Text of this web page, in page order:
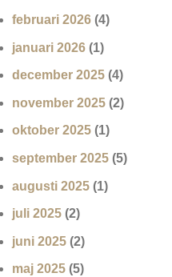
februari 2026 (4)
januari 2026 (1)
december 2025 (4)
november 2025 (2)
oktober 2025 (1)
september 2025 (5)
augusti 2025 (1)
juli 2025 (2)
juni 2025 (2)
maj 2025 (5)